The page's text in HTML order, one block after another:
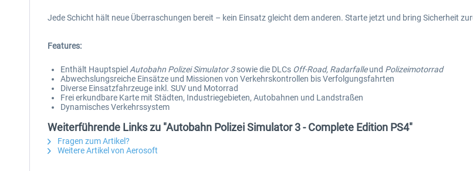
Jede Schicht hält neue Überraschungen bereit – kein Einsatz gleicht dem anderen. Starte jetzt und bring Sicherheit
Features:
Enthält Hauptspiel Autobahn Polizei Simulator 3sowie die DLCs Off-Road, Radarfalleund Polizeimotorrad
Abwechslungsreiche Einsätze und Missionen von Verkehrskontrollen bis Verfolgungsfahrten
Diverse Einsatzfahrzeuge inkl. SUV und Motorrad
Frei erkundbare Karte mit Städten, Industriegebieten, Autobahnen und Landstraßen
Dynamisches Verkehrssystem
Weiterführende Links zu "Autobahn Polizei Simulator 3 - Complete Edition PS4"
Fragen zum Artikel?
Weitere Artikel von Aerosoft